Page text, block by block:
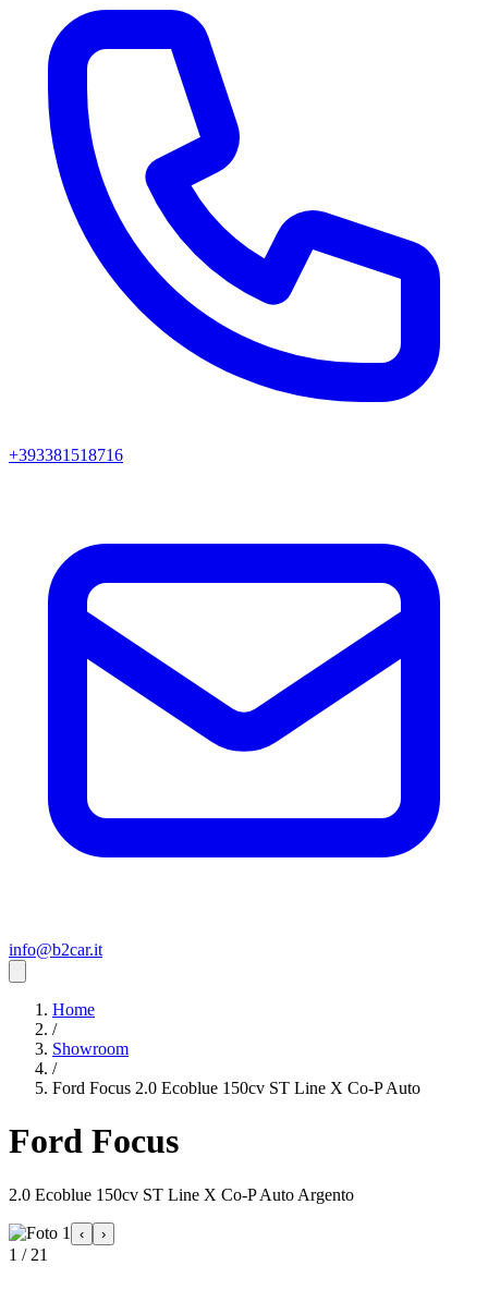
+393381518716
info@b2car.it
Home
/
Showroom
/
Ford Focus 2.0 Ecoblue 150cv ST Line X Co-P Auto
Ford Focus
2.0 Ecoblue 150cv ST Line X Co-P Auto Argento
‹ ›
1 / 21